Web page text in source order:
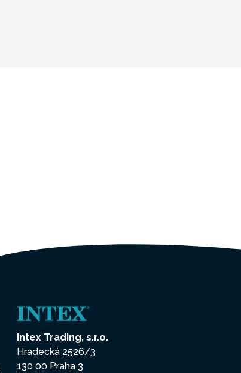
Intex Trading, s.r.o.
Hradecká 2526/3
130 00 Praha 3